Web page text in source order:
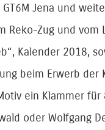
Jena und
Reko-Zug und vom
Kalender 2018,
beim Erwerb
ein Klammer für
oder Wolfgang